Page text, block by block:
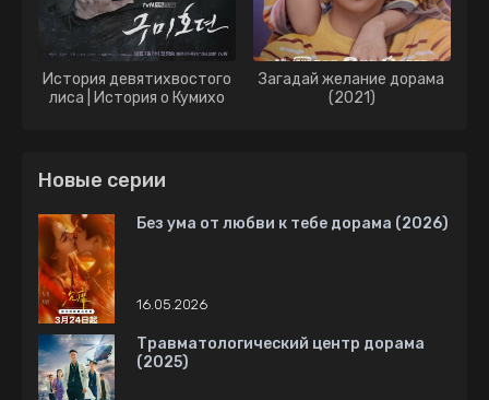
История девятихвостого
лиса | История о Кумихо
Загадай желание дорама
(2021)
Новые серии
Без ума от любви к тебе дорама (2026)
16.05.2026
Травматологический центр дорама
(2025)